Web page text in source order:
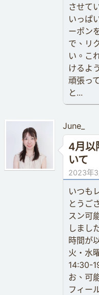
させて
いっぱ
ーポン
で、リ
い。こ
けるよ
頑張っ
と...
June_
4月以
いて
2023年3
いつも
とうご
スン可
しまし
時間が
火・水
14:30-
お、可
フィー